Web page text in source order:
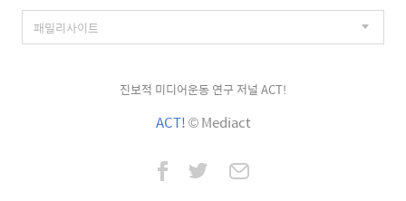
진보적 미디어운동 연구 저널 ACT!
ACT!© Mediact